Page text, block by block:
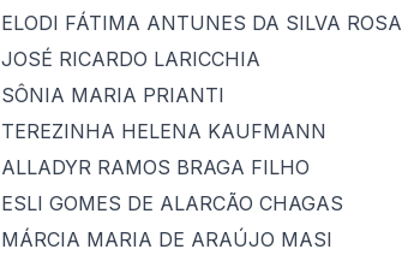
ELODI FÁTIMA ANTUNES DA SILVA ROSA
JOSÉ RICARDO LARICCHIA
SÔNIA MARIA PRIANTI
TEREZINHA HELENA KAUFMANN
ALLADYR RAMOS BRAGA FILHO
ESLI GOMES DE ALARCÃO CHAGAS
MÁRCIA MARIA DE ARAÚJO MASI